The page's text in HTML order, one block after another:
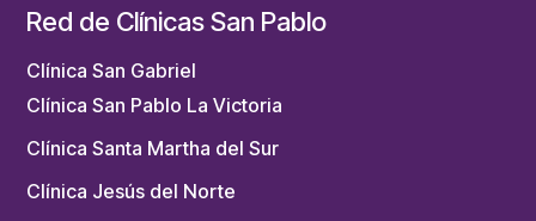
Red de Clínicas San Pablo
Clínica San Gabriel
Clínica San Pablo La Victoria
Clínica Santa Martha del Sur
Clínica Jesús del Norte